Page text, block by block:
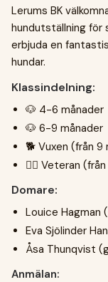
Lerums BK
hundutställning för
erbjuda en
hundar.
Klassindelning:
🐶 4-6 månader
🐶 6-9 månader
🐕 Vuxen (från 9
🐕‍🦳 Veteran
Domare:
Louice Hagman
Eva Sjölinder
Åsa Thunqvist
Anmälan: